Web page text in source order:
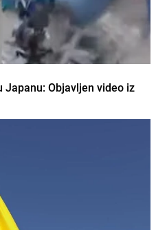
Objavljen video iz